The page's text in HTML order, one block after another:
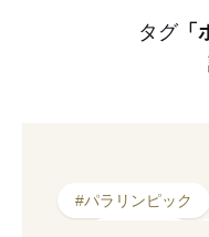
タグ「
#パラリンピック